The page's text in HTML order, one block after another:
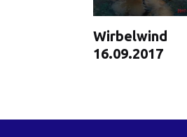
Wirbelwind
16.09.2017